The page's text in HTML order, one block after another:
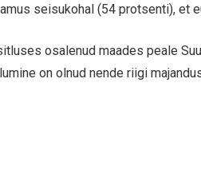
seisukohal (54 protsenti), et
osalenud maades peale
on olnud nende riigi